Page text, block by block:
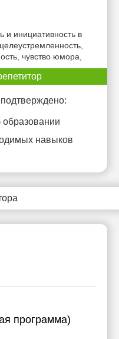
инициативность в
чувство юмора,
образовании
навыков
программа)
Нет
свободных
часов
Нет
свободных
часов